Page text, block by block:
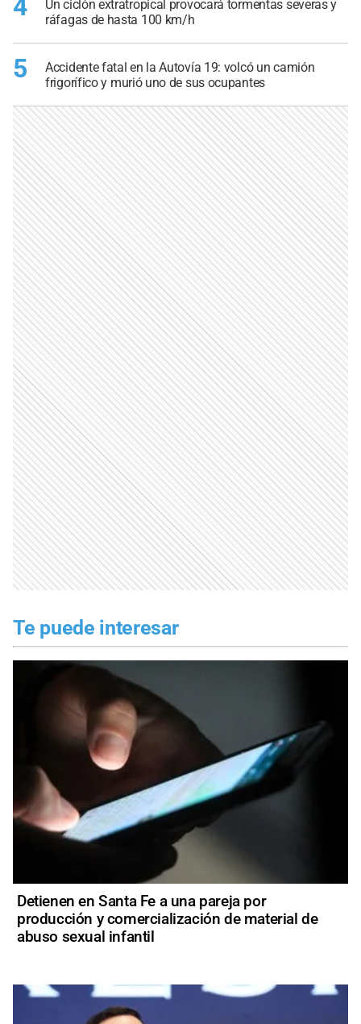
4
Un ciclón extratropical provocará tormentas severas y
ráfagas de hasta 100 km/h
5
Accidente fatal en la Autovía 19: volcó un camión
frigorífico y murió uno de sus ocupantes
Te puede interesar
Detienen en Santa Fe a una pareja por
producción y comercialización de material de
abuso sexual infantil